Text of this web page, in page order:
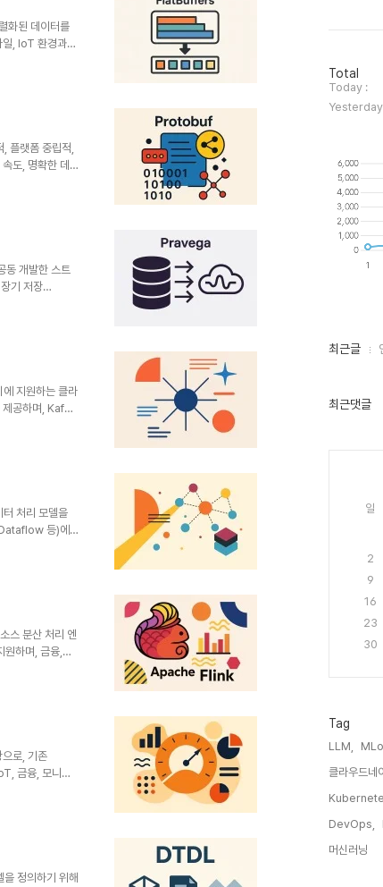
것이 핵심 목적
쟁력..
화된 데이터를
일, IoT 환경과
없이 즉시 데
징특징설명비
랫폼 중립적,
도, 명확한 데
분야에서 널리
설명비교경량
개발한 스트
기 저장
스토리지의
이터2. 특징특
지원하는 클라
공하며, Kafka
스트리밍을
용자/워크로드
키텍처Kafka..
처리 모델을
등)에
리 워크플로우
화데이터 처
Spark..
스 분산 처리 엔
하며, 금융,
고 정의실시간
교스트리밍 우
대..
로, 기존
금융, 모니터
및 정의 항목 설
호환성기
정의하기 위해
방
문
자
수
Total
Today :
최
인
최근글
최근댓글
일
2
9
16
23
30
Tag
LLM,
클라우드네
DevOps,
머신러닝,